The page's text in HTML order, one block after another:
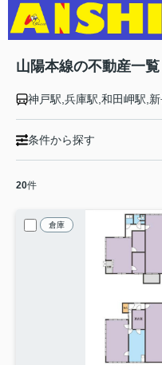
山陽本線の不動産一覧
条件から探す
20件
倉庫